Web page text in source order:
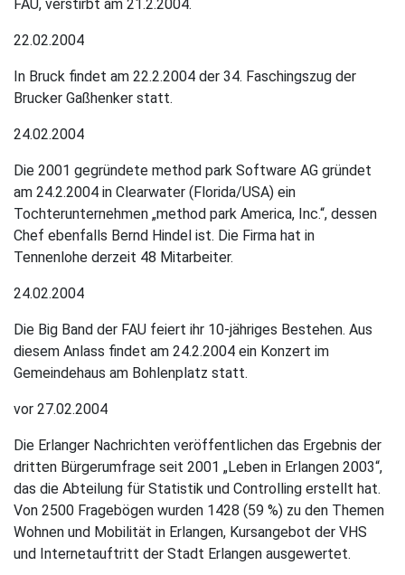
FAU, verstirbt am 21.2.2004.
22.02.2004
In Bruck findet am 22.2.2004 der 34. Faschingszug der
Brucker Gaßhenker statt.
24.02.2004
Die 2001 gegründete method park Software AG gründet
am 24.2.2004 in Clearwater (Florida/USA) ein
Tochterunternehmen „method park America, Inc.“, dessen
Chef ebenfalls Bernd Hindel ist. Die Firma hat in
Tennenlohe derzeit 48 Mitarbeiter.
24.02.2004
Die Big Band der FAU feiert ihr 10-jähriges Bestehen. Aus
diesem Anlass findet am 24.2.2004 ein Konzert im
Gemeindehaus am Bohlenplatz statt.
vor 27.02.2004
Die Erlanger Nachrichten veröffentlichen das Ergebnis der
dritten Bürgerumfrage seit 2001 „Leben in Erlangen 2003“,
das die Abteilung für Statistik und Controlling erstellt hat.
Von 2500 Fragebögen wurden 1428 (59 %) zu den Themen
Wohnen und Mobilität in Erlangen, Kursangebot der VHS
und Internetauftritt der Stadt Erlangen ausgewertet.